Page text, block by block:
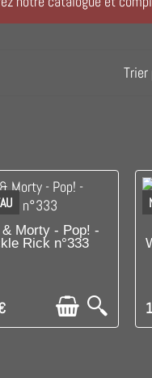
Trier
DISPONIBLE
Morty - Pop! -
Rick n°333